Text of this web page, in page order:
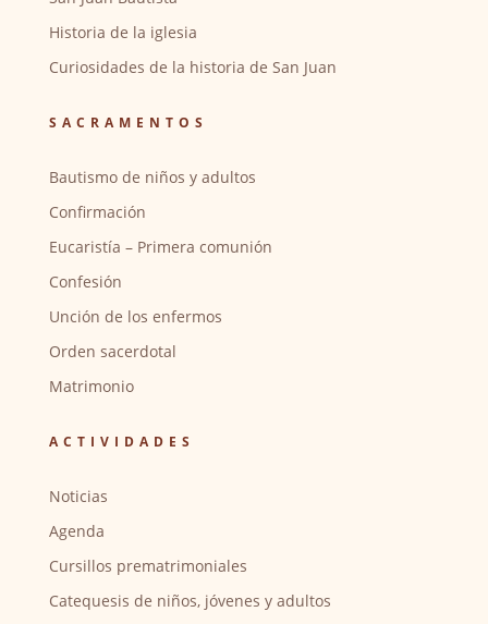
Historia de la iglesia
Curiosidades de la historia de San Juan
SACRAMENTOS
Bautismo de niños y adultos
Confirmación
Eucaristía – Primera comunión
Confesión
Unción de los enfermos
Orden sacerdotal
Matrimonio
ACTIVIDADES
Noticias
Agenda
Cursillos prematrimoniales
Catequesis de niños, jóvenes y adultos